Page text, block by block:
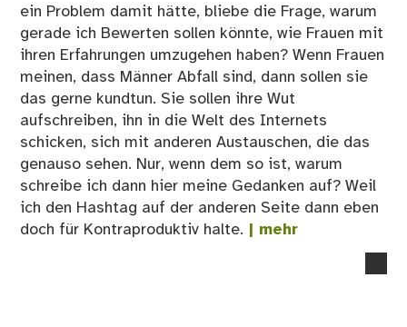
ein Problem damit hätte, bliebe die Frage, warum
gerade ich Bewerten sollen könnte, wie Frauen mit
ihren Erfahrungen umzugehen haben? Wenn Frauen
meinen, dass Männer Abfall sind, dann sollen sie
das gerne kundtun. Sie sollen ihre Wut
aufschreiben, ihn in die Welt des Internets
schicken, sich mit anderen Austauschen, die das
genauso sehen. Nur, wenn dem so ist, warum
schreibe ich dann hier meine Gedanken auf? Weil
ich den Hashtag auf der anderen Seite dann eben
doch für Kontraproduktiv halte. | mehr